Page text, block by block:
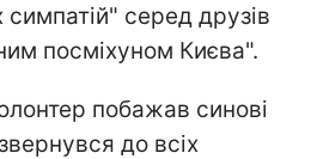
серед друзів
посміхуном Києва".
побажав синові
до всіх